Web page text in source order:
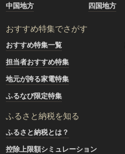
中国地方
四国地方
おすすめ特集でさがす
おすすめ特集一覧
担当者おすすめ特集
地元が誇る家電特集
ふるなび限定特集
ふるさと納税を知る
ふるさと納税とは？
控除上限額シミュレーション